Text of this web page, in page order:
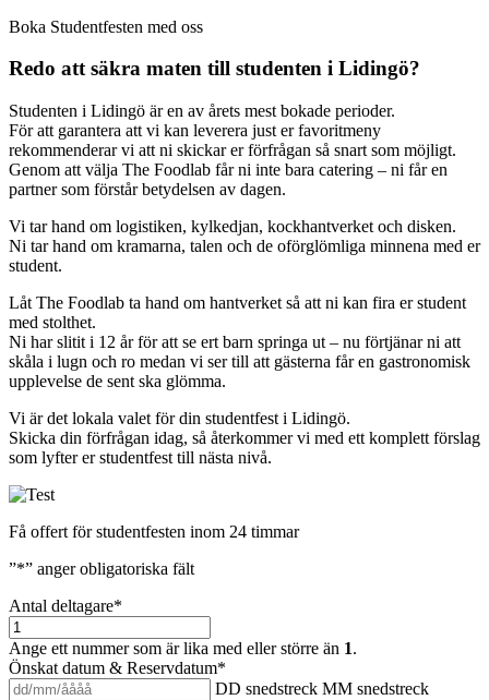
Boka Studentfesten med oss
Redo att säkra maten till studenten i Lidingö?
Studenten i Lidingö är en av årets mest bokade perioder.
För att garantera att vi kan leverera just er favoritmeny
rekommenderar vi att ni skickar er förfrågan så snart som möjligt.
Genom att välja The Foodlab får ni inte bara catering – ni får en
partner som förstår betydelsen av dagen.
Vi tar hand om logistiken, kylkedjan, kockhantverket och disken.
Ni tar hand om kramarna, talen och de oförglömliga minnena med er
student.
Låt The Foodlab ta hand om hantverket så att ni kan fira er student
med stolthet.
Ni har slitit i 12 år för att se ert barn springa ut – nu förtjänar ni att
skåla i lugn och ro medan vi ser till att gästerna får en gastronomisk
upplevelse de sent ska glömma.
Vi är det lokala valet för din studentfest i Lidingö.
Skicka din förfrågan idag, så återkommer vi med ett komplett förslag
som lyfter er studentfest till nästa nivå.
Få offert för studentfesten inom 24 timmar
”*” anger obligatoriska fält
Antal deltagare*
Ange ett nummer som är lika med eller större än 1.
Önskat datum & Reservdatum*
DD snedstreck MM snedstreck